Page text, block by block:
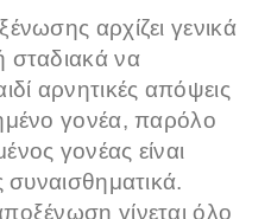
αρχίζει γενικά
σταδιακά να
αρνητικές απόψεις
γονέα, παρόλο
γονέας είναι
συναισθηματικά.
γίνεται όλο